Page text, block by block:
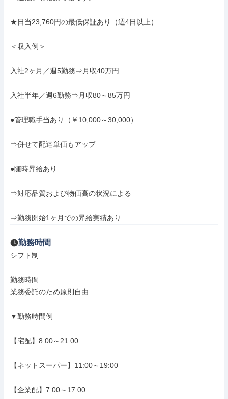
★日当23,760円の最低保証あり（週4日以上）
＜収入例＞
入社2ヶ月／週5勤務⇒月収40万円
入社半年／週6勤務⇒月収80～85万円
●管理職手当あり（￥10,000～30,000）
⇒併せて配達単価もアップ
●随時昇給あり
⇒対応品質および物価高の状況による
⇒勤務開始1ヶ月での昇給実績あり
勤務時間
シフト制
勤務時間
業務委託のため原則自由
▼勤務時間例
【宅配】8:00～21:00
【ネットスーパー】11:00～19:00
【企業配】7:00～17:00